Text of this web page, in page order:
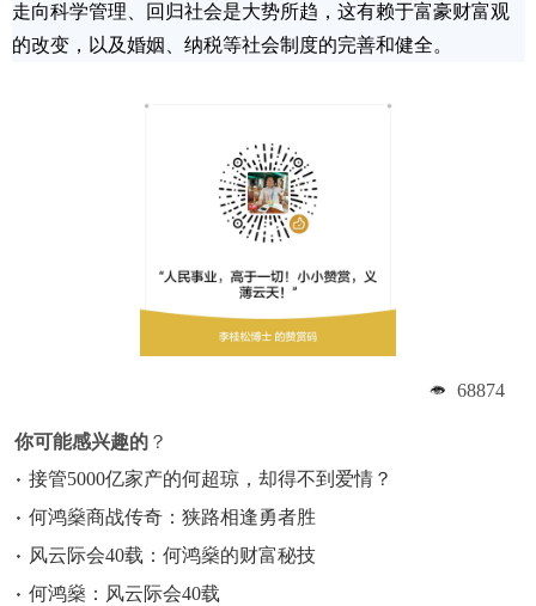
走向科学管理、回归社会是大势所趋，这有赖于富豪财富观
的改变，以及婚姻、纳税等社会制度的完善和健全。
68874
你可能感兴趣的 ？
接管5000亿家产的何超琼，却得不到爱情？
何鸿燊商战传奇：狭路相逢勇者胜
风云际会40载：何鸿燊的财富秘技
何鸿燊：风云际会40载